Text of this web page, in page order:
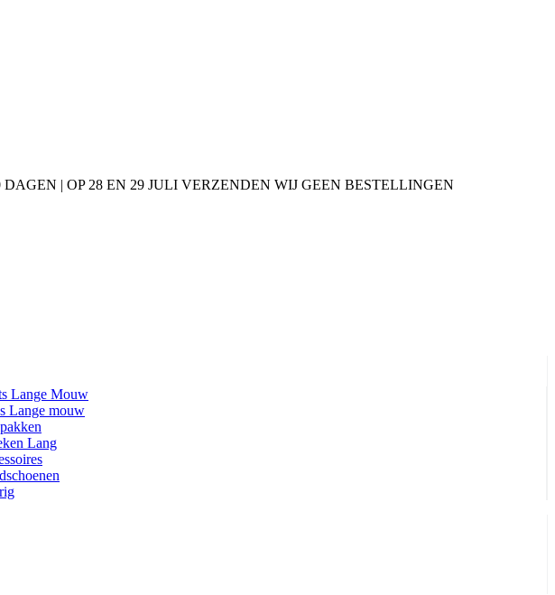
| OP 28 EN 29 JULI VERZENDEN WIJ GEEN BESTELLINGEN
Lange Mouw
Lange mouw
Lang